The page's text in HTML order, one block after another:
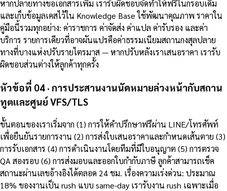
หากปลายทางขอเอกสารเพิ่ม เรารับผิดชอบจัดทำให้ฟรีในกรอบเดิม
และเก็บข้อมูลเคสไว้ใน Knowledge Base ใช้พัฒนาคุณภาพ ราคาใน
คู่มือนี้รวมทุกอย่าง: ค่าราชการ ค่าจัดส่ง ค่าแปล ค่ารับรอง และค่า
บริการ รายการเดียวที่อาจผันแปรคือค่าธรรมเนียมสถานกงสุลปลาย
ทางที่บางแห่งปรับรายไตรมาส — หากปรับหลังเราเสนอราคา เรารับ
ผิดชอบส่วนต่างให้ลูกค้าทุกครั้ง
หัวข้อที่ 04 · การประสานงานนัดหมายล่วงหน้ากับสถาน
ทูตและศูนย์ VFS/TLS
ขั้นตอนของเราเริ่มจาก (1) การให้คำปรึกษาฟรีผ่าน LINE/โทรศัพท์
เพื่อยืนยันรายการงาน (2) การส่งใบเสนอราคาและกำหนดเส้นตาย (3)
การรับเอกสาร (4) การดำเนินงานโดยทีมที่มีใบอนุญาต (5) การตรวจ
QA สองรอบ (6) การส่งมอบและออกใบกำกับภาษี ลูกค้าสามารถเช็ค
สถานะผ่านเลขอ้างอิงได้ตลอด 24 ชม. เรื่องความเร่งด่วน: ประมาณ
18% ของงานเป็น rush แบบ same-day เรารับงาน rush เฉพาะเมื่อ